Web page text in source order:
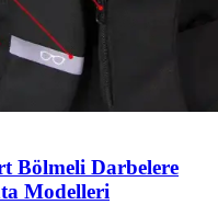
Bölmeli Darbelere
Modelleri